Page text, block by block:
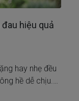
hiệu quả
hay nhẹ đều
hề dễ chịu.